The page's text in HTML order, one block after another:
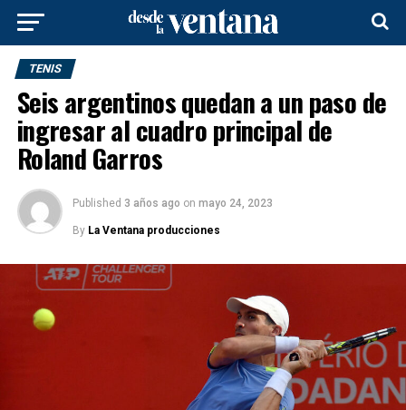
TENIS
Seis argentinos quedan a un paso de
ingresar al cuadro principal de
Roland Garros
Published 3 años ago on mayo 24, 2023
By La Ventana producciones